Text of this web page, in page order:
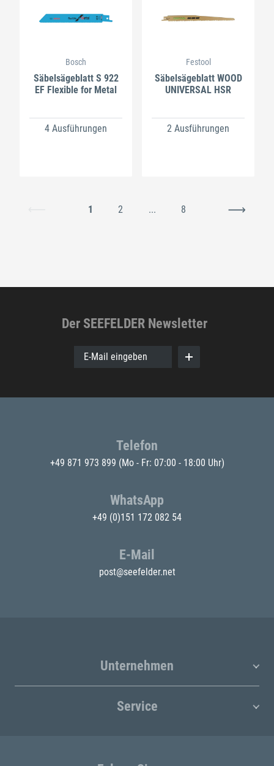
Bosch
Säbelsägeblatt S 922
EF Flexible for Metal
4 Ausführungen
Festool
Säbelsägeblatt WOOD
UNIVERSAL HSR
2 Ausführungen
1 2 ... 8
Der SEEFELDER Newsletter
E-Mail eingeben
Telefon
+49 871 973 899 (Mo - Fr: 07:00 - 18:00 Uhr)
WhatsApp
+49 (0)151 172 082 54
E-Mail
post@seefelder.net
Unternehmen
Service